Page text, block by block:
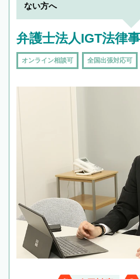
ない方へ
弁護士法人IGT法律
オンライン相談可 全国出張対応可